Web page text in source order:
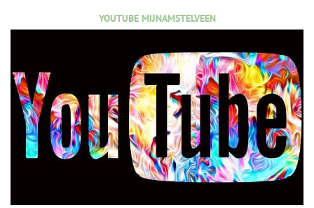
YOUTUBE MIJNAMSTELVEEN